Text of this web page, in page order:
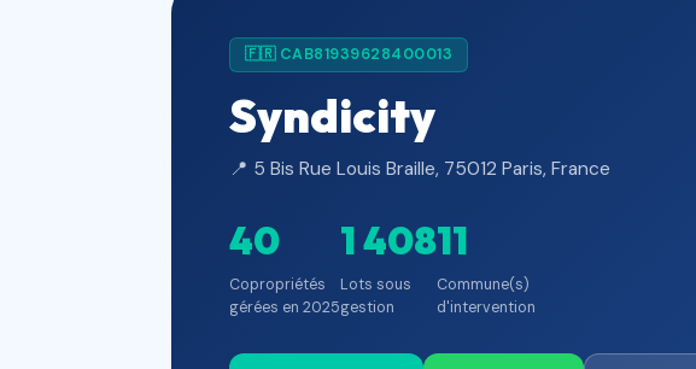
🇫🇷 CAB81939628400013
Syndicity
📍 5 Bis Rue Louis Braille, 75012 Paris, France
40
Copropriétés
gérées en 2025
1 408
Lots sous
gestion
11
Commune(s)
d'intervention